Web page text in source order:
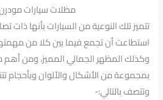
مظلات سيارات
تتميز تلك النوعية من السيارات بأنها ذات
استطاعت أن تجمع فيما بين كلا من
وكذلك المظهر الجمالي المميز، ومن أهم
بمجموعة من الأشكال والألوان وبأحجام
وتتصف بالتالي:-